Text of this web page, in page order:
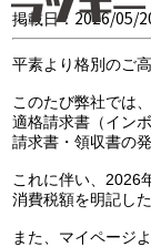
掲載日： 2026/05/
平素より格別のご
このたび弊社では
適格請求書（イン
請求書・領収書の
これに伴い、2026
消費税額を明記し
また、マイページ